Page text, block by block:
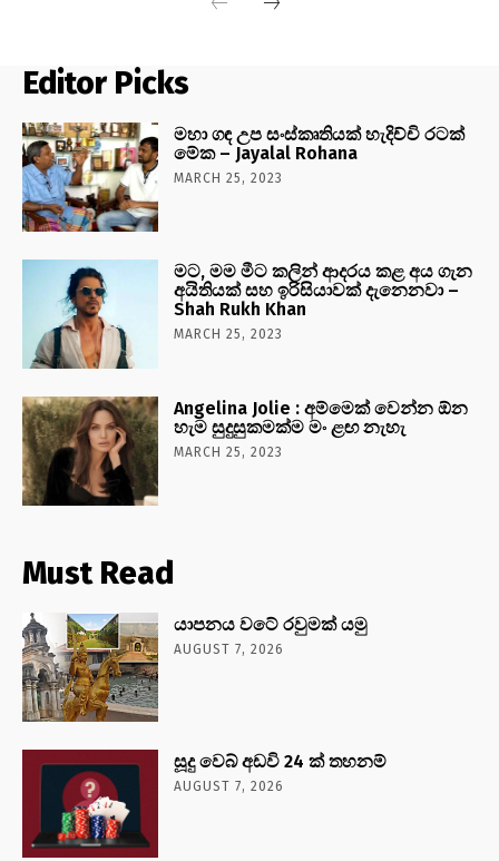
Editor Picks
මහා ගඳ උප සංස්කෘතියක් හැදිච්චි රටක්
මේක – Jayalal Rohana
MARCH 25, 2023
මට, මම මීට කලින් ආදරය කළ අය ගැන
අයිතියක් සහ ඉරිසියාවක් දැනෙනවා –
Shah Rukh Khan
MARCH 25, 2023
Angelina Jolie : අම්මෙක් වෙන්න ඕන
හැම සුදුසුකමක්ම මං ළඟ නැහැ
MARCH 25, 2023
Must Read
යාපනය වටේ රවුමක් යමු
AUGUST 7, 2026
සූදු වෙබ් අඩවි 24 ක් තහනම්
AUGUST 7, 2026